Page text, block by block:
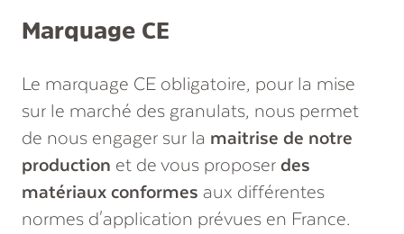
Marquage CE
Le marquage CE obligatoire, pour la mise
sur le marché des granulats, nous permet
de nous engager sur la maitrise de notre
production et de vous proposer des
matériaux conformes aux différentes
normes d'application prévues en France.